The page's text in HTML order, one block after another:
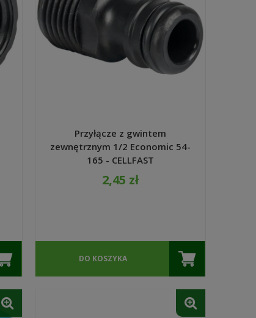
Przyłącze z gwintem
zewnętrznym 1/2 Economic 54-
165 - CELLFAST
2,45 zł
DO KOSZYKA